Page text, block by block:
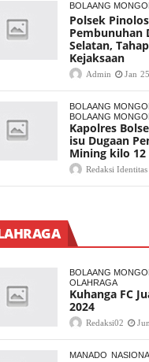
BOLAANG
Polsek
Pembunuhan
Selatan,
Kejaksaan
Admin Jan
BOLAANG
BOLAANG
Kapolres
isu Dugaan
Mining kilo 12
Redaksi Identitas
BOLAANG
OLAHRAGA
Kuhanga FC
2024
Redaksi02
MANADO